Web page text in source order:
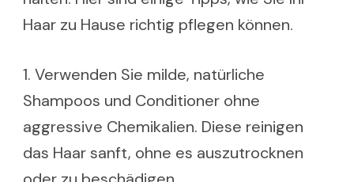
Haar zu Hause richtig pflegen können.
1. Verwenden Sie milde, natürliche
Shampoos und Conditioner ohne
aggressive Chemikalien. Diese reinigen
das Haar sanft, ohne es auszutrocknen